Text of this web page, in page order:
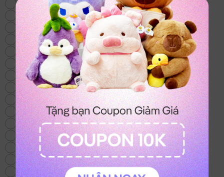
Thỏ Bông
Gấu Bông Mới
Heo Bông
Chó Bông
Mèo Bông
Gấu Bông Size Lớn
Gấu Bông 100k
Gấu Bông Áo Len
Chuột Bông Capybara
Gấu Bông Noel
Gấu Bông tặng Bé Gái
Khuyến Mãi
Gấu Bông Tình Yêu
Trái Cây Bông
Gối Chữ U